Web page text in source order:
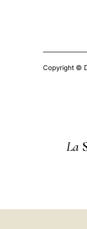
Copyright ©
La